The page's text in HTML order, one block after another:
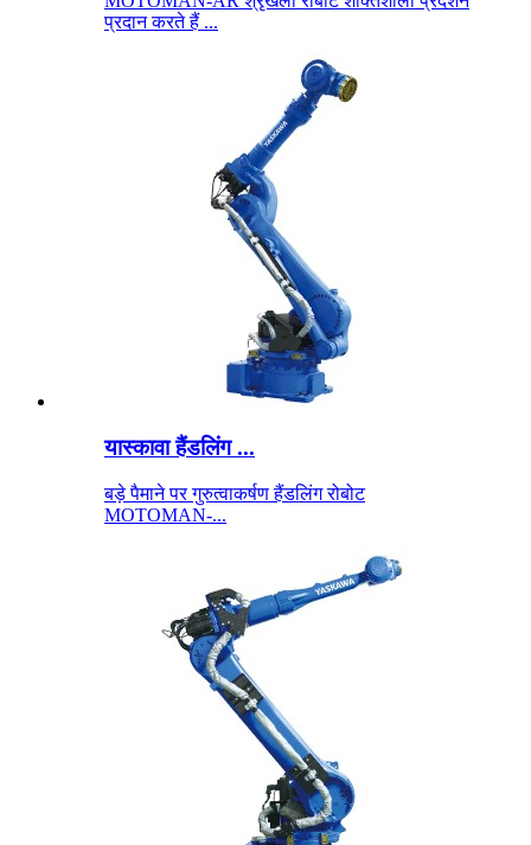
प्रदान करते हैं ...
यास्कावा हैंडलिंग ...
बड़े पैमाने पर गुरुत्वाकर्षण हैंडलिंग रोबोट
MOTOMAN-...